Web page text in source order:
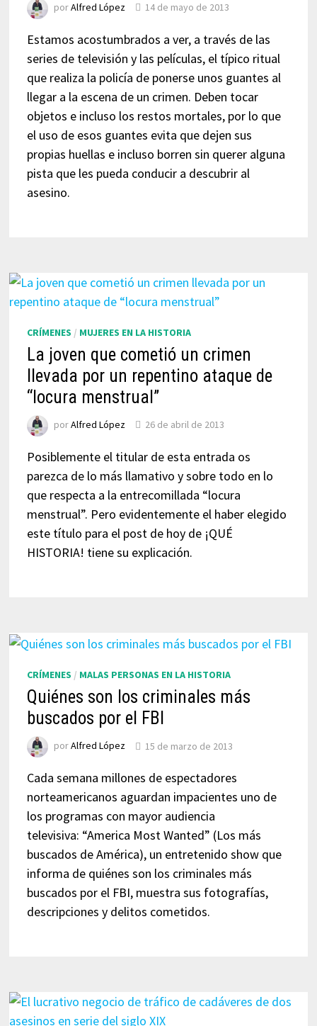
porAlfred López 14 de mayo de 2013
Estamos acostumbrados a ver, a través de las
series de televisión y las películas, el típico ritual
que realiza la policía de ponerse unos guantes al
llegar a la escena de un crimen. Deben tocar
objetos e incluso los restos mortales, por lo que
el uso de esos guantes evita que dejen sus
propias huellas e incluso borren sin querer alguna
pista que les pueda conducir a descubrir al
asesino.
CRÍMENES / MUJERES EN LA HISTORIA
La joven que cometió un crimen
llevada por un repentino ataque de
“locura menstrual”
porAlfred López 26 de abril de 2013
Posiblemente el titular de esta entrada os
parezca de lo más llamativo y sobre todo en lo
que respecta a la entrecomillada “locura
menstrual”. Pero evidentemente el haber elegido
este título para el post de hoy de ¡QUÉ
HISTORIA! tiene su explicación.
CRÍMENES / MALAS PERSONAS EN LA HISTORIA
Quiénes son los criminales más
buscados por el FBI
porAlfred López 15 de marzo de 2013
Cada semana millones de espectadores
norteamericanos aguardan impacientes uno de
los programas con mayor audiencia
televisiva: “America Most Wanted” (Los más
buscados de América), un entretenido show que
informa de quiénes son los criminales más
buscados por el FBI, muestra sus fotografías,
descripciones y delitos cometidos.